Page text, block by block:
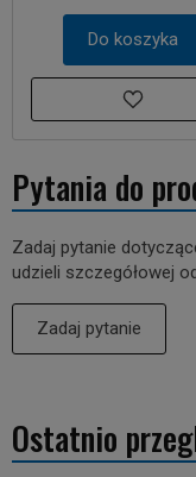
Do koszyka
Pytania do
Zadaj pytanie
udzieli szczegółowej
Zadaj pytanie
Ostatnio